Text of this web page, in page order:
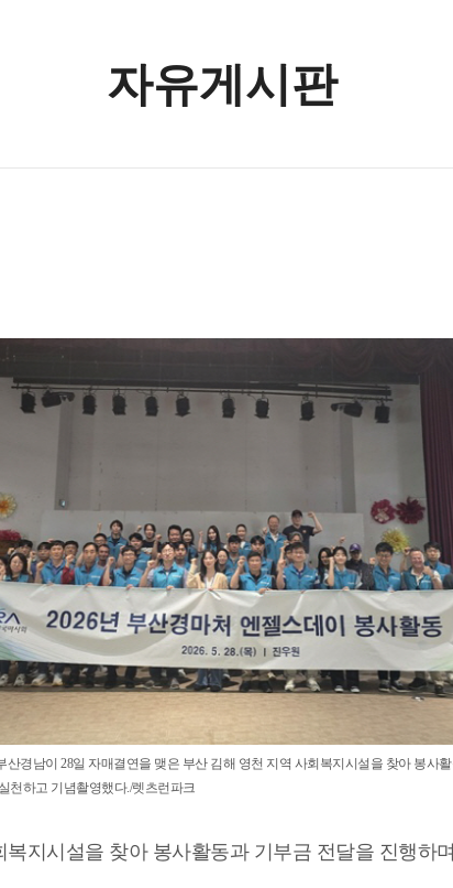
자유게시판
산경남이 28일 자매결연을 맺은 부산 김해 영천 지역 사회복지시설을 찾아 봉사
천하고 기념촬영했다./렛츠런파크
지시설을 찾아 봉사활동과 기부금 전달을 진행하